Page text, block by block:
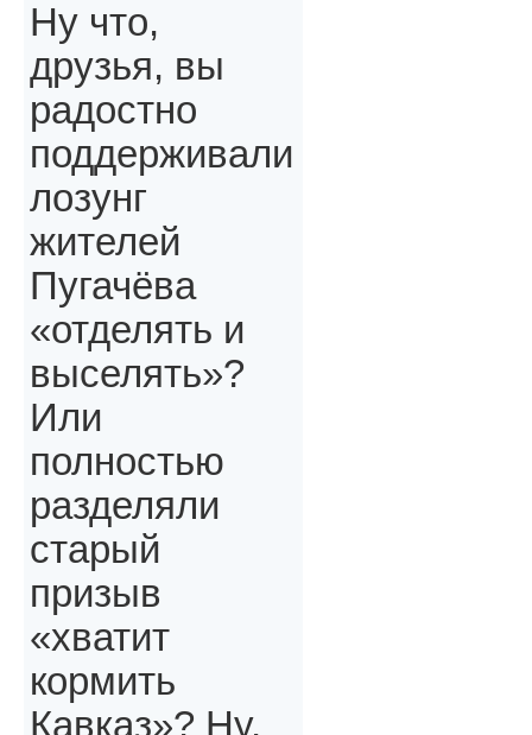
Ну что,
друзья, вы
радостно
поддерживали
лозунг
жителей
Пугачёва
«отделять и
выселять»?
Или
полностью
разделяли
старый
призыв
«хватит
кормить
Кавказ»? Ну,